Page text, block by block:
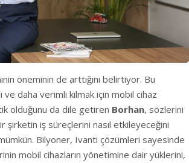
öneminin de arttığını belirtiyor. Bu
daha verimli kılmak için mobil cihaz
olduğunu da dile getiren Borhan, sözlerini
iş süreçlerini nasıl etkileyeceğini
Bilyoner, Ivanti çözümleri sayesinde
mobil cihazların yönetimine dair yüklerini,